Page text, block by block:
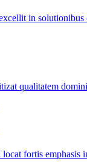
in solutionibus
qualitatem
fortis emphasis